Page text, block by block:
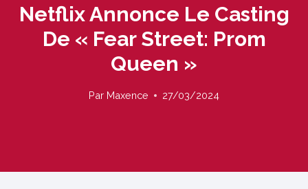
Netflix Annonce Le Casting
De « Fear Street: Prom
Queen »
Par Maxence 27/03/2024